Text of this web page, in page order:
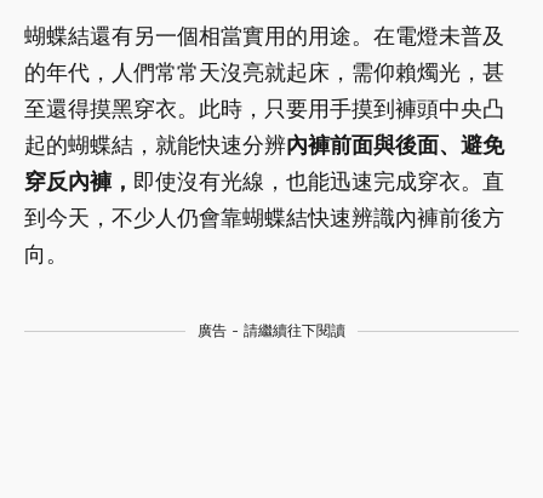
蝴蝶結還有另一個相當實用的用途。在電燈未普及
的年代，人們常常天沒亮就起床，需仰賴燭光，甚
至還得摸黑穿衣。此時，只要用手摸到褲頭中央凸
起的蝴蝶結，就能快速分辨內褲前面與後面、避免
穿反內褲， 即使沒有光線，也能迅速完成穿衣。直
到今天，不少人仍會靠蝴蝶結快速辨識內褲前後方
向。
廣告 - 請繼續往下閱讀